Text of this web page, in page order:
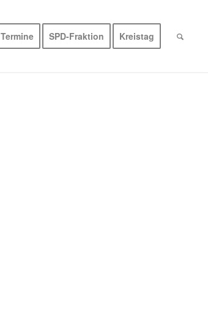
Termine SPD-Fraktion Kreistag